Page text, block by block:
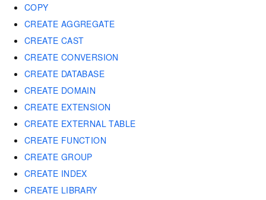
COPY
CREATE AGGREGATE
CREATE CAST
CREATE CONVERSION
CREATE DATABASE
CREATE DOMAIN
CREATE EXTENSION
CREATE EXTERNAL TABLE
CREATE FUNCTION
CREATE GROUP
CREATE INDEX
CREATE LIBRARY